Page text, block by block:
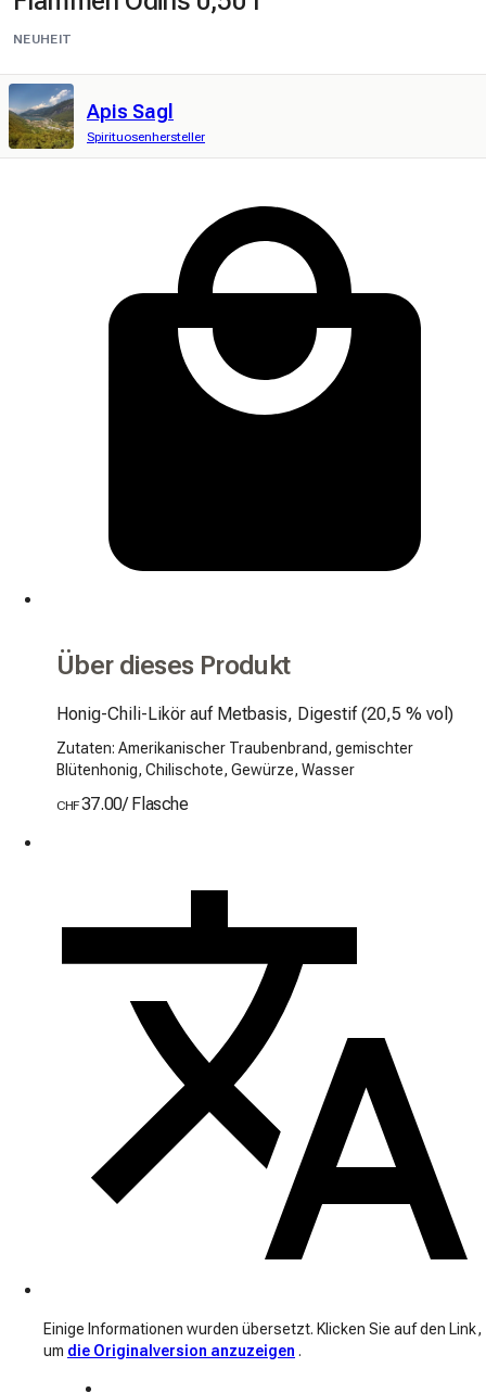
NEUHEIT
Apis Sagl
Spirituosenhersteller
Über dieses Produkt
Honig-Chili-Likör auf Metbasis, Digestif (20,5 % vol)
Zutaten: Amerikanischer Traubenbrand, gemischter
Blütenhonig, Chilischote, Gewürze, Wasser
CHF37.00/ Flasche
Einige Informationen wurden übersetzt. Klicken Sie auf den Link,
um die Originalversion anzuzeigen .